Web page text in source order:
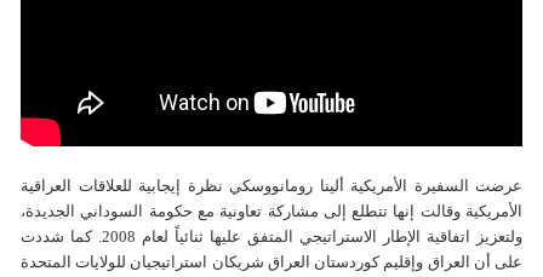
عرضت السفيرة الأمريكية ألينا رومانووسكي نظرة إيجابية للعلاقات العراقية
الأمريكية وقالت إنها تتطلع إلى مشاركة تعاونية مع حكومة السوداني الجديدة،
ولتعزيز اتفاقية الإطار الاستراتيجي المتفق عليها ثنائياً لعام 2008. كما شددت
على أن العراق وإقليم كوردستان العراق شريكان استراتيجيان للولايات المتحدة